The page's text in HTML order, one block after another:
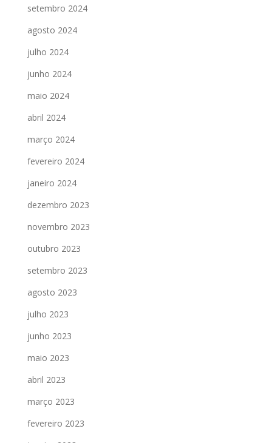
setembro 2024
agosto 2024
julho 2024
junho 2024
maio 2024
abril 2024
março 2024
fevereiro 2024
janeiro 2024
dezembro 2023
novembro 2023
outubro 2023
setembro 2023
agosto 2023
julho 2023
junho 2023
maio 2023
abril 2023
março 2023
fevereiro 2023